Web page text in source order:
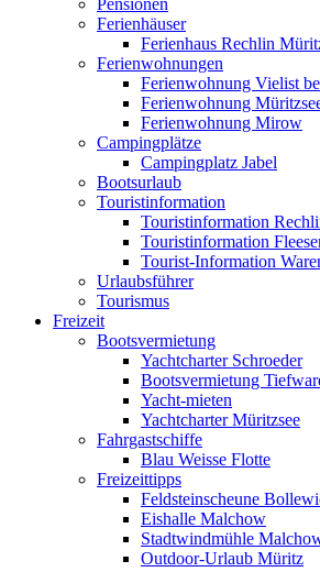
Pensionen
Ferienhäuser
Ferienhaus Rechlin
Ferienwohnungen
Ferienwohnung Vielist
Ferienwohnung
Ferienwohnung Mirow
Campingplätze
Campingplatz Jabel
Bootsurlaub
Touristinformation
Touristinformation
Touristinformation
Tourist-Information
Urlaubsführer
Tourismus
Freizeit
Bootsvermietung
Yachtcharter Schroeder
Bootsvermietung
Yacht-mieten
Yachtcharter Müritzsee
Fahrgastschiffe
Blau Weisse Flotte
Freizeittipps
Feldsteinscheune
Eishalle Malchow
Stadtwindmühle
Outdoor-Urlaub Müritz